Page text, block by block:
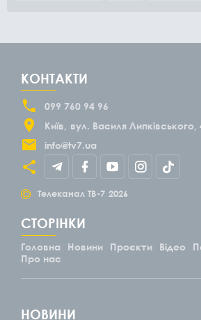
КОНТАКТИ
099 760 94 96
Київ
вул. Василя Липківського,
info@tv7.ua
© Телеканал ТВ-7 2026
СТОРІНКИ
Головна Новини Проєкти Відео
Про нас
НОВИНИ